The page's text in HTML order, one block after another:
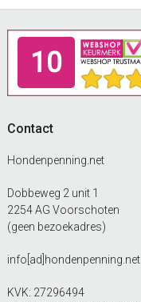
Footer
Contact
Hondenpenning.net
Dobbeweg 2 unit 1
2254 AG Voorschoten
(geen bezoekadres)
info[ad]hondenpenning.net
KVK: 27296494